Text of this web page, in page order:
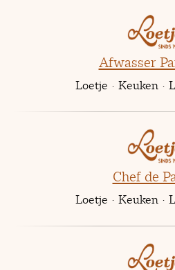
Afwasser
Loetje · Keuken ·
Chef de
Loetje · Keuken ·